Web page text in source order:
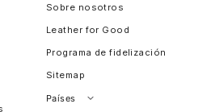
Sobre nosotros
Leather for Good
Programa de fidelización
Sitemap
Países